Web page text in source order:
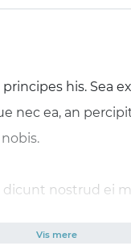
his. Sea
nec ea, an
nostrud ei
feugait,
Vis mere